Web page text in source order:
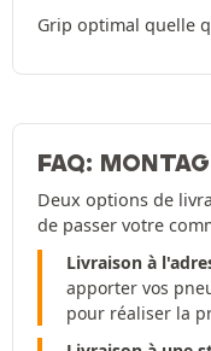
Grip optimal quelle
FAQ:
Deux options de
de passer votre
Livraison à
apporter vos
pour réaliser la